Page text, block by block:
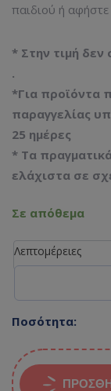
παιδιού ή
* Στην τιμή
.
*Για προϊόντα
παραγγελίας
25 ημέρες
* Τα
ελάχιστα σε
Σε απόθεμα
Λεπτομέρειες
Ποσότητα: